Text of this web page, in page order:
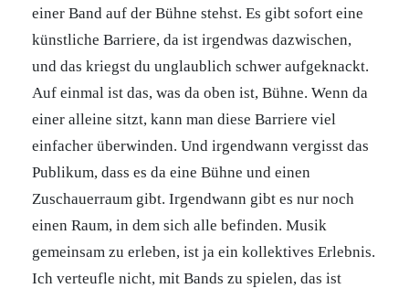
einer Band auf der Bühne stehst. Es gibt sofort eine
künstliche Barriere, da ist irgendwas dazwischen,
und das kriegst du unglaublich schwer aufgeknackt.
Auf einmal ist das, was da oben ist, Bühne. Wenn da
einer alleine sitzt, kann man diese Barriere viel
einfacher überwinden. Und irgendwann vergisst das
Publikum, dass es da eine Bühne und einen
Zuschauerraum gibt. Irgendwann gibt es nur noch
einen Raum, in dem sich alle befinden. Musik
gemeinsam zu erleben, ist ja ein kollektives Erlebnis.
Ich verteufle nicht, mit Bands zu spielen, das ist